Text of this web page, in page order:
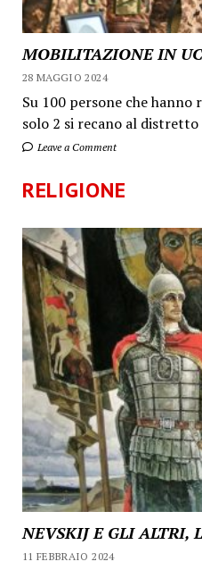
MOBILITAZIONE IN
28 MAGGIO 2024
Su 100 persone che hanno
solo 2 si recano al
Leave a Comment
RELIGIONE
NEVSKIJ E GLI ALTRI,
11 FEBBRAIO 2024